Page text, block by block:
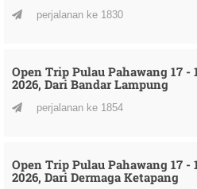
perjalanan ke 1830
Open Trip Pulau Pahawang 17 -
2026, Dari Bandar Lampung
perjalanan ke 1854
Open Trip Pulau Pahawang 17 -
2026, Dari Dermaga Ketapang